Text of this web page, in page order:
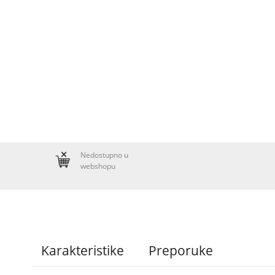
Nedostupno u
webshopu
Karakteristike Preporuke